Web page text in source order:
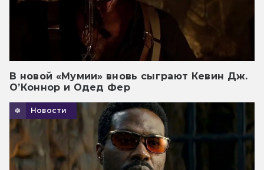
В новой «Мумии» вновь сыграют Кевин Дж.
О’Коннор и Одед Фер
Новости